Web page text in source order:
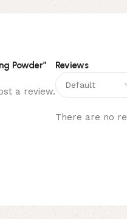
Reviews
There are no
Powder”
a review.